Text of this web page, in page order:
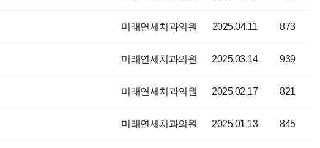
미래연세치과의원 2025.04.11 873
미래연세치과의원 2025.03.14 939
미래연세치과의원 2025.02.17 821
미래연세치과의원 2025.01.13 845